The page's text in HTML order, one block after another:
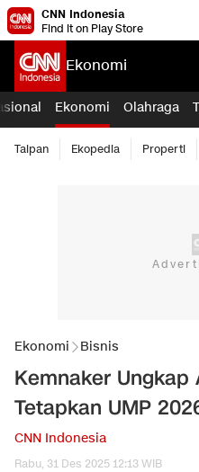
CNN Indonesia
Find it on Play Store
Ekonomi
Ekonomi Olahraga
Taipan Ekopedia Properti
Ekonomi Bisnis
Kemnaker Ungkap
Tetapkan UMP
CNN Indonesia
Rabu, 31 Des 2025 12:13 WIB